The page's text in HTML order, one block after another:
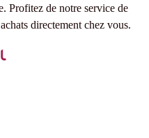
Profitez de notre service de
directement chez vous.